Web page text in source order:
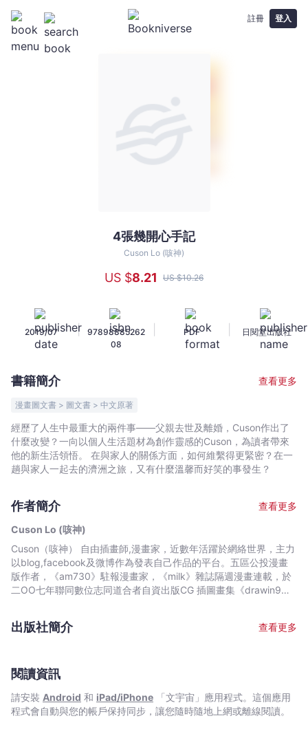
註冊 登入
Lo
(咳
-
文
宇
｜
4張幾開心手記
Cuson Lo (咳神)
US $8.21 US $10.26
2019/07 |
97898885262
08
PDF 日閱堂出版社
書籍簡介 查看更多
漫畫圖文書 > 圖文書 > 中文原著
經歷了人生中最重大的兩件事——父親去世及離婚，Cuson作出了
什麼改變？一向以個人生活題材為創作靈感的Cuson，為讀者帶來
他的新生活領悟。 在與家人的關係方面，如何維繫得更緊密？在一
趟與家人一起去的濟洲之旅，又有什麼溫馨而好笑的事發生？
作者簡介
查看更多
Cuson Lo (咳神)
Cuson（咳神） 自由插畫師,漫畫家，近數年活躍於網絡世界，主力
以blog,facebook及微博作為發表自己作品的平台。五區公投漫畫
版作者，《am730》駐報漫畫家，《milk》雜誌隔週漫畫連載，於
二ΟΟ七年聯同數位志同道合者自資出版CG 插圖畫集《drawin9
出版社簡介 查看更多
閱讀資訊
請安裝 Android 和 iPad/iPhone 「文宇宙」應用程式。這個應用
程式會自動與您的帳戶保持同步，讓您隨時隨地上網或離線閱讀。